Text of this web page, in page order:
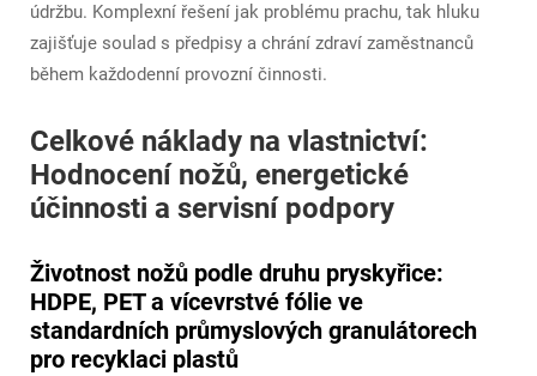
údržbu. Komplexní řešení jak problému prachu, tak hluku
zajišťuje soulad s předpisy a chrání zdraví zaměstnanců
během každodenní provozní činnosti.
Celkové náklady na vlastnictví:
Hodnocení nožů, energetické
účinnosti a servisní podpory
Životnost nožů podle druhu pryskyřice:
HDPE, PET a vícevrstvé fólie ve
standardních průmyslových granulátorech
pro recyklaci plastů